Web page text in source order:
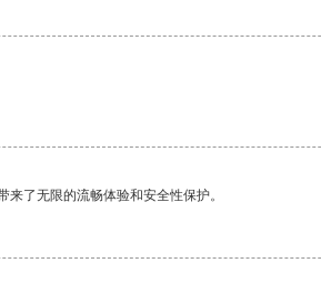
了无限的流畅体验和安全性保护。